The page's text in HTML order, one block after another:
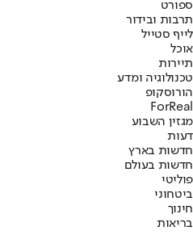
ספורט
תרבות ובידור
לייף סטייל
אוכל
תיירות
טכנולוגיה ומדע
הורוסקופ
ForReal
מגזין השבוע
דעות
חדשות בארץ
חדשות בעולם
פוליטי
ביטחוני
חינוך
בריאות